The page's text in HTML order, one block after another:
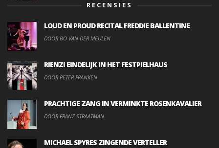
RECENSIES
LOUD EN PROUD RECITAL FREDDIE BALLENTINE
DOOR BO VAN DER MEULEN
RIENZI EINDELIJK IN HET FESTPIELHAUS
DOOR PETER FRANKEN
PRACHTIGE ZANG IN VERMINKTE ROSENKAVALIER
DOOR FRANZ STRAATMAN
MICHAEL SPYRES ZINGENDE VERTELLER